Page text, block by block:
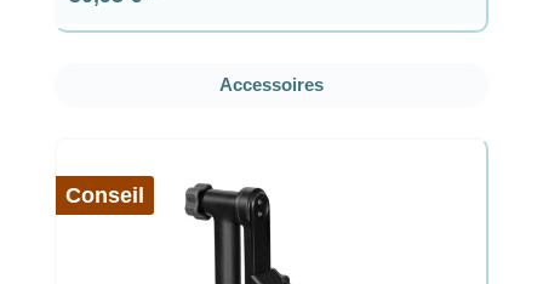
Ignorer la galerie de produits
Accessoires
Conseil